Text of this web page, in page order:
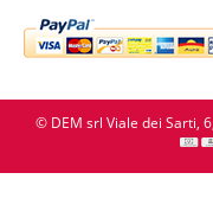
© DEM srl Viale dei Sarti,